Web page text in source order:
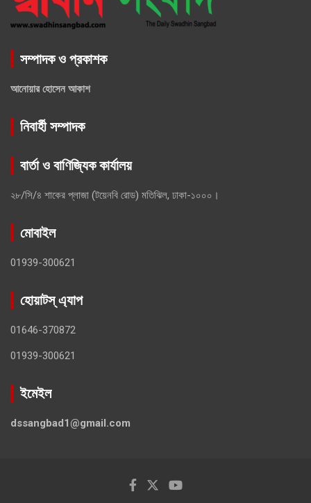
সম্পাদক ও প্রকাশক
আনোয়ার হোসেন আকাশ
নিবার্হী সম্পাদক
বার্তা ও বাণিজ্যিক কার্যালয়
২৮/সি/৪ শাকের প্লাজা (টয়েনবি রোড) মতিঝিল, ঢাকা-১০০০।
মোবাইল
01939-300621
হোয়াটস্ এ্যাপ
01646-370872
01939-300621
ইমেইল
dssangbad1@gmail.com